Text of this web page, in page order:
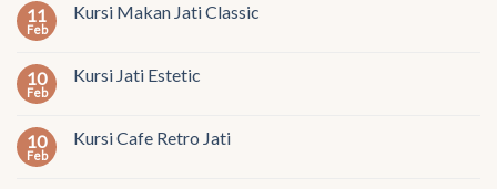
11
Feb
Kursi Makan Jati Classic
10
Feb
Kursi Jati Estetic
10
Feb
Kursi Cafe Retro Jati